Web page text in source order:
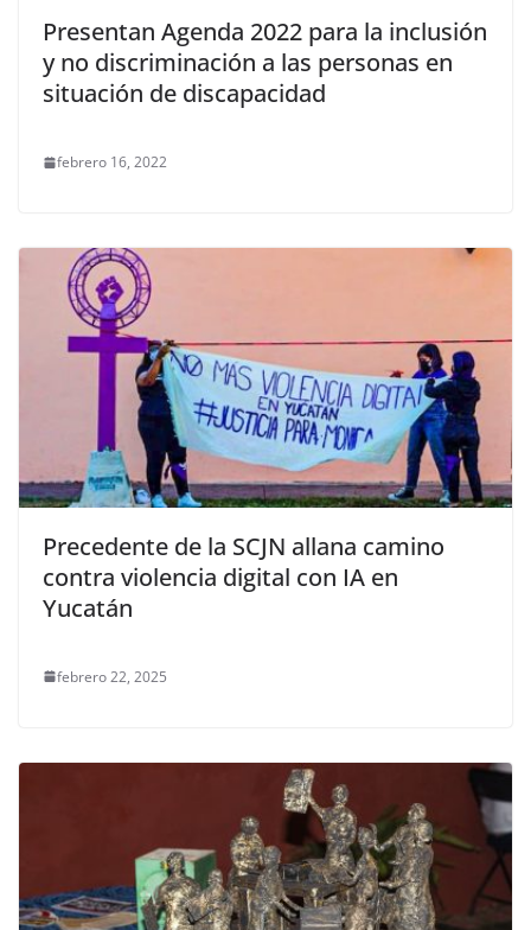
Presentan Agenda 2022 para la inclusión
y no discriminación a las personas en
situación de discapacidad
febrero 16, 2022
Precedente de la SCJN allana camino
contra violencia digital con IA en
Yucatán
febrero 22, 2025